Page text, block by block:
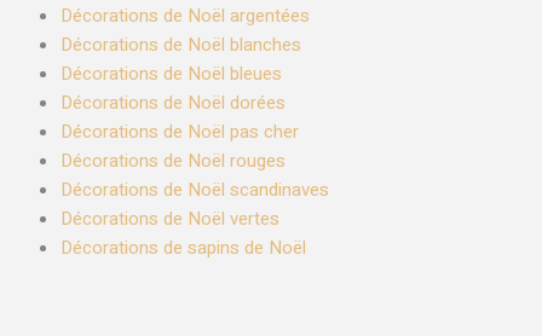
Décorations de Noël argentées
Décorations de Noël blanches
Décorations de Noël bleues
Décorations de Noël dorées
Décorations de Noël pas cher
Décorations de Noël rouges
Décorations de Noël scandinaves
Décorations de Noël vertes
Décorations de sapins de Noël